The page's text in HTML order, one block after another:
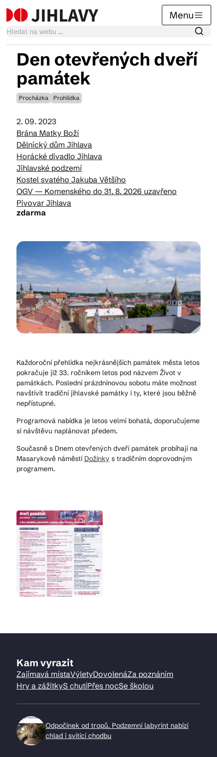
Menu
Kalendář akcí
Tradiční akce
Články
Suvenýry
Praktické info
Kam vyrazit
CS EN DE
Den otevřených dveří
památek
Procházka Prohlídka
2. 09. 2023
Brána Matky Boží
Dělnický dům Jihlava
Horácké divadlo Jihlava
Jihlavské podzemí
Kostel svatého Jakuba Většího
OGV — Komenského do 31. 8. 2026 uzavřeno
Pivovar Jihlava
zdarma
Každoroční přehlídka nejkrásnějších památek města letos
pokračuje již 33. ročníkem letos pod názvem Život v
památkách. Poslední prázdninovou sobotu máte možnost
navštívit tradiční jihlavské památky i ty, které jsou běžně
nepřístupné.
Programová nabídka je letos velmi bohatá, doporučujeme
si návštěvu naplánovat předem.
Současně s Dnem otevřených dveří památek probíhají na
Masarykově náměstí Dožínky s tradičním doprovodným
programem.
Kam vyrazit
Zajímavá místaVýletyDovolenáZa poznáním
Hry a zážitkyS chutíPřes nocSe školou
Odpočinek od tropů. Podzemní labyrint nabízí
chlad i svítící chodbu